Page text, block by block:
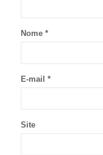
Nome *
E-mail *
Site